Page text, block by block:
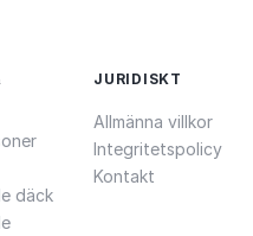
däck
JURIDISKT
Allmänna villkor
Integritetspolicy
Kontakt